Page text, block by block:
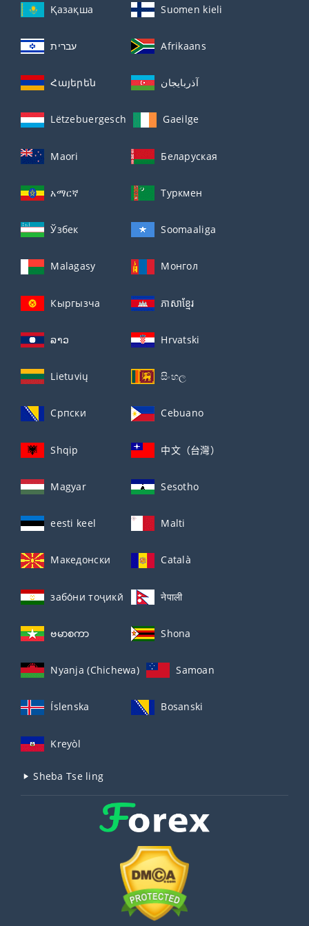
Қазақша Suomen kieli
עברית Afrikaans
Հայերեն آذربايجان
Lëtzebuergesch Gaeilge
Maori Беларуская
አማርኛ Туркмен
Ўзбек Soomaaliga
Malagasy Монгол
Кыргызча ភាសាខ្មែរ
ລາວ Hrvatski
Lietuvių සිංහල
Српски Cebuano
Shqip 中文（台灣）
Magyar Sesotho
eesti keel Malti
Македонски Català
забо́ни тоҷикӣ́ नेपाली
ဗမာစကာ Shona
Nyanja (Chichewa) Samoan
Íslenska Bosanski
Kreyòl
Sheba Tse ling